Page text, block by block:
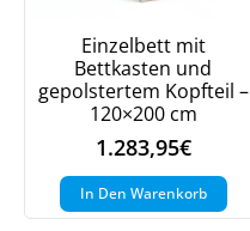
Einzelbett mit
Bettkasten und
gepolstertem Kopfteil –
120×200 cm
1.283,95€
In Den Warenkorb